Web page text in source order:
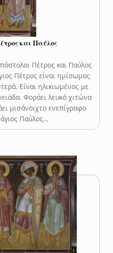
και Παύλος
Πέτρος και Παύλος
Πέτρος είναι ημίσωμος
Είναι ηλικιωμένος με
Φοράει λευκό χιτώνα
μισάνοιχτο ενεπίγραφο
Παύλος…